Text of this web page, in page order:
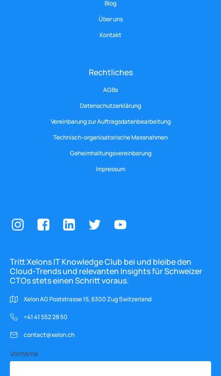
Blog
Über uns
Kontakt
Rechtliches
AGBs
Datenschutzerklärung
Vereinbarung zur Auftragsdatenbearbeitung
Technisch-organisatorische Massnahmen
Geheimhaltungsvereinbarung
Impressum
Tritt Xelons IT Knowledge Club bei und bleibe den
Cloud-Trends und relevanten Insights für Schweizer
CTOs stets einen Schritt voraus.
Xelon AG Poststrasse 15, 6300 Zug Switzerland
+41 41 552 28 50
contact@xelon.ch
Vorname